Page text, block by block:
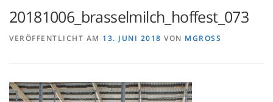
20181006_brasselmilch_hoffest_073
VERÖFFENTLICHT AM 13. JUNI 2018 VON MGROSS